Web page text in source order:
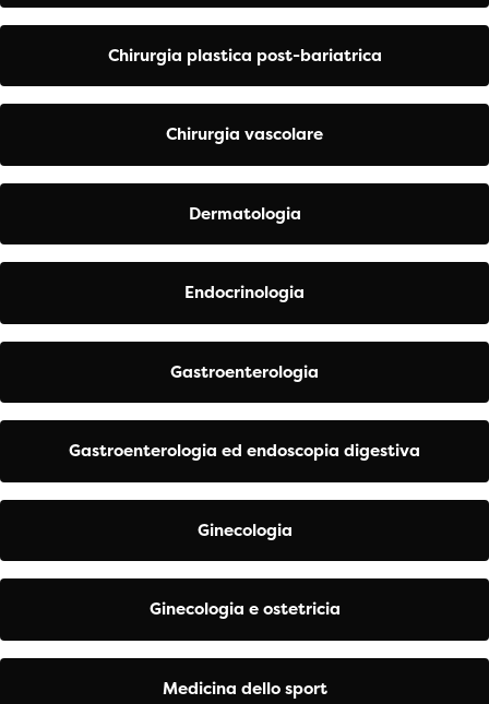
Chirurgia plastica post-bariatrica
Chirurgia vascolare
Dermatologia
Endocrinologia
Gastroenterologia
Gastroenterologia ed endoscopia digestiva
Ginecologia
Ginecologia e ostetricia
Medicina dello sport